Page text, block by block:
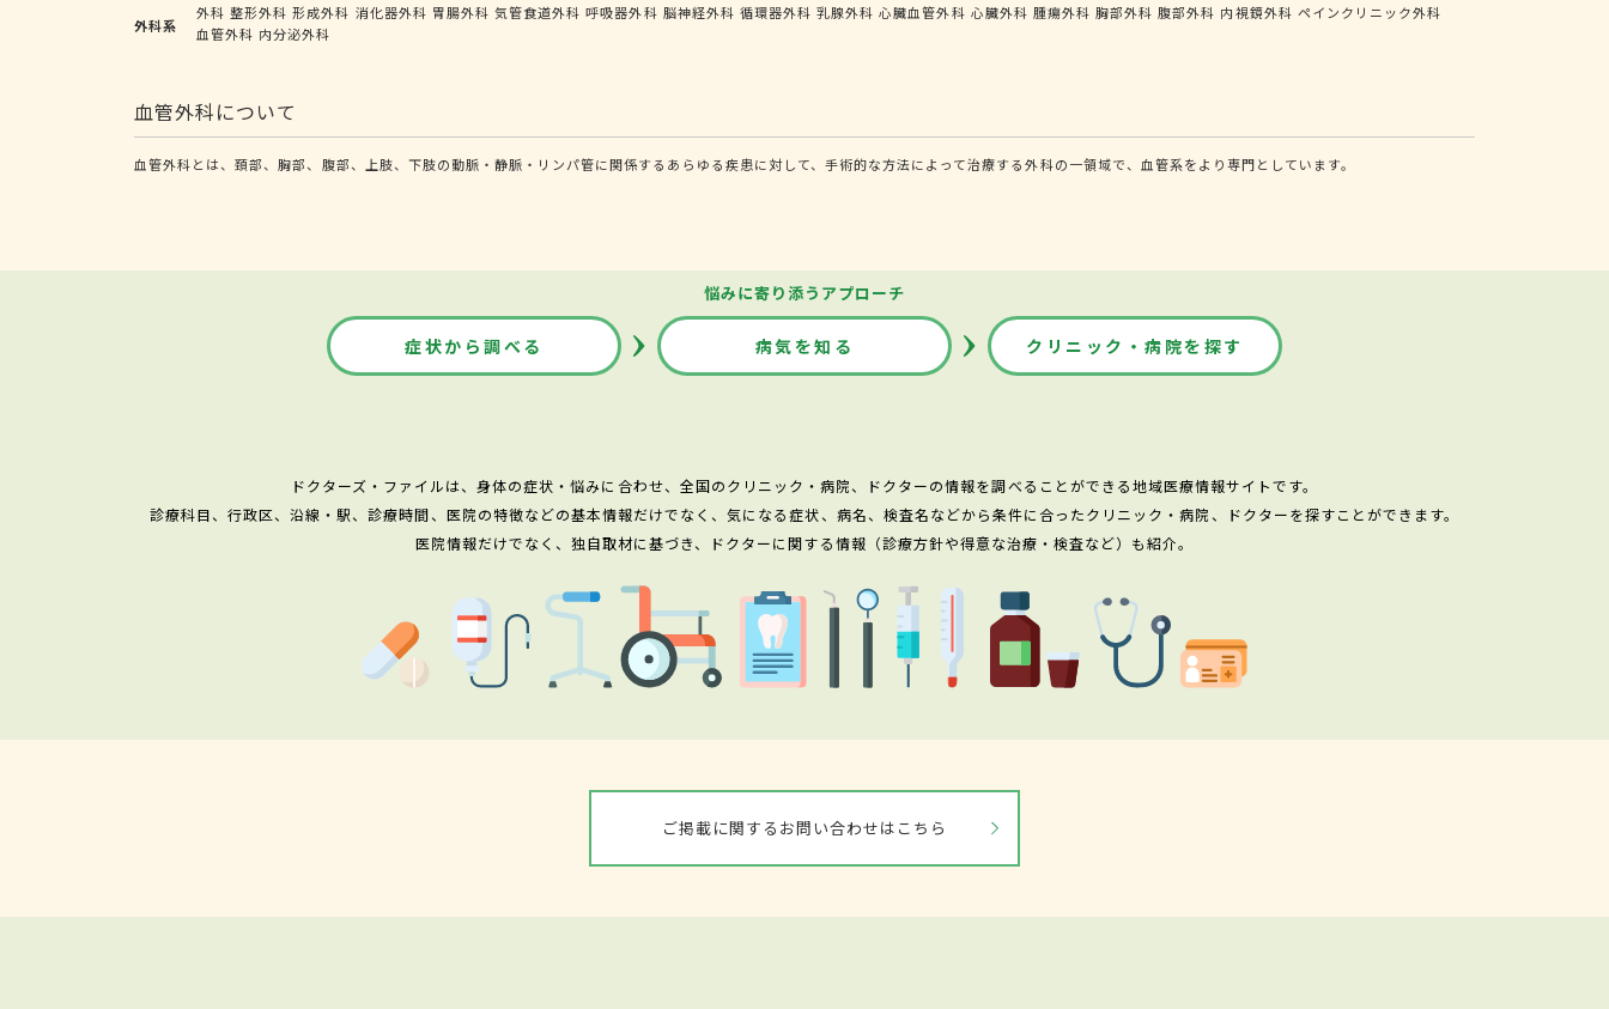
外科系
外科 整形外科 形成外科 消化器外科 胃腸外科 気管食道外科 呼吸器外科 脳神経外科 循環器外科 乳腺外科 心臓血管外科 心臓外科 腫瘍外科 胸部外科 腹部外科 内視鏡外科 ペインクリニック外科
血管外科 内分泌外科
血管外科について
血管外科とは、頚部、胸部、腹部、上肢、下肢の動脈・静脈・リンパ管に関係するあらゆる疾患に対して、手術的な方法によって治療する外科の一領域で、血管系をより専門としています。
悩みに寄り添うアプローチ
症状から調べる 病気を知る クリニック・病院を探す
ドクターズ・ファイルは、身体の症状・悩みに合わせ、全国のクリニック・病院、ドクターの情報を調べることができる地域医療情報サイトです。
診療科目、行政区、沿線・駅、診療時間、医院の特徴などの基本情報だけでなく、気になる症状、病名、検査名などから条件に合ったクリニック・病院、ドクターを探すことができます。
医院情報だけでなく、独自取材に基づき、ドクターに関する情報（診療方針や得意な治療・検査など）も紹介。
ご掲載に関するお問い合わせはこちら